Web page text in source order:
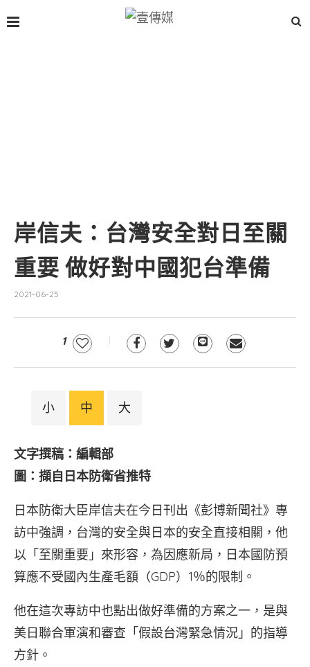
岸信夫：台灣安全對日至關
重要 做好對中國犯台準備
2021-06-25
1
小 中 大
文字撰稿：編輯部
圖：擷自日本防衛省推特
日本防衛大臣岸信夫在今日刊出《彭博新聞社》專
訪中強調，台灣的安全與日本的安全直接相關，他
以「至關重要」來形容，為因應新局，日本國防預
算應不受國內生產毛額（GDP）1％的限制。
他在這次專訪中也點出做好準備的方案之一，是與
美日聯合軍演和審查「假設台灣緊急情況」的指導
方針。